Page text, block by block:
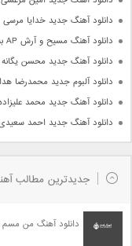
دانلود آهنگ جدید خدایا
دانلود آهنگ مسیح و آرش AP به نام خیلی دلم تنگه
دانلود آهنگ جدید محسن یگانه
دانلود آلبوم جدید محمدرضا
دانلود آهنگ جدید محمد
دانلود آهنگ جدید احمد
جدیدترین مطالب
دانلود آهنگ من مسم